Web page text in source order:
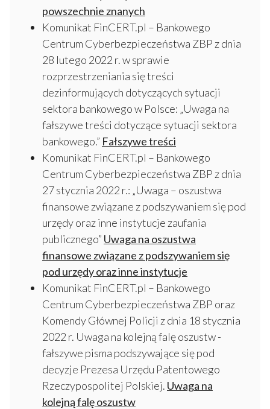
powszechnie znanych
Komunikat FinCERT.pl – Bankowego
Centrum Cyberbezpieczeństwa ZBP z dnia
28 lutego 2022 r. w sprawie
rozprzestrzeniania się treści
dezinformujących dotyczących sytuacji
sektora bankowego w Polsce: „Uwaga na
fałszywe treści dotyczące sytuacji sektora
bankowego.” Fałszywe treści
Komunikat FinCERT.pl – Bankowego
Centrum Cyberbezpieczeństwa ZBP z dnia
27 stycznia 2022 r.: „Uwaga – oszustwa
finansowe związane z podszywaniem się pod
urzędy oraz inne instytucje zaufania
publicznego” Uwaga na oszustwa
finansowe związane z podszywaniem się
pod urzędy oraz inne instytucje
Komunikat FinCERT.pl – Bankowego
Centrum Cyberbezpieczeństwa ZBP oraz
Komendy Głównej Policji z dnia 18 stycznia
2022 r. Uwaga na kolejną falę oszustw -
fałszywe pisma podszywające się pod
decyzje Prezesa Urzędu Patentowego
Rzeczypospolitej Polskiej. Uwaga na
kolejną falę oszustw